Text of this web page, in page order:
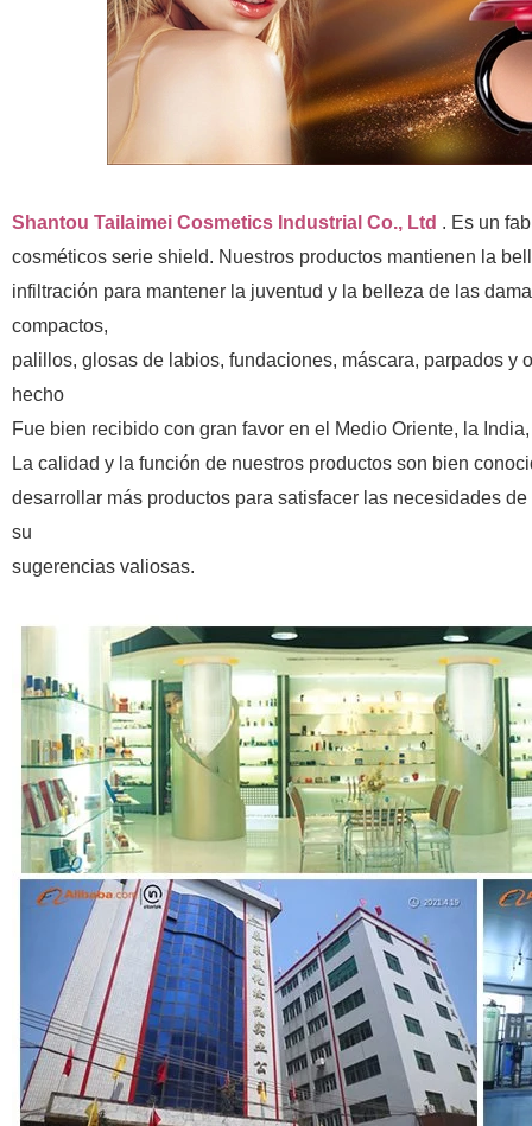
Shantou Tailaimei Cosmetics Industrial Co., Ltd . Es un
cosméticos serie shield. Nuestros productos mantienen la
infiltración para mantener la juventud y la belleza de las
compactos,
palillos, glosas de labios, fundaciones, máscara, parpados y
hecho
Fue bien recibido con gran favor en el Medio Oriente, la
La calidad y la función de nuestros productos son bien
desarrollar más productos para satisfacer las necesidades
su
sugerencias valiosas.